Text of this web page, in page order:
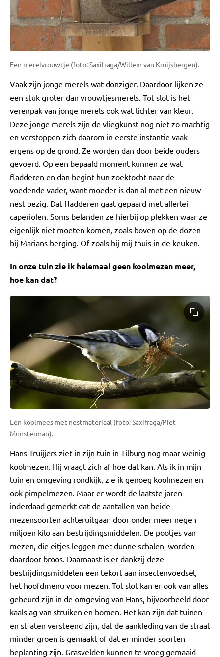
Een merelvrouwtje (foto: Saxifraga/Willem van Kruijsbergen).
Vaak zijn jonge merels wat donziger. Daardoor lijken ze
een stuk groter dan vrouwtjesmerels. Tot slot is het
verenpak van jonge merels ook wat lichter van kleur.
Deze jonge merels zijn de vliegkunst nog niet zo machtig
en verstoppen zich daarom in eerste instantie vaak
ergens op de grond. Ze worden dan door beide ouders
gevoerd. Op een bepaald moment kunnen ze wat
fladderen en dan begint hun zoektocht naar de
voedende vader, want moeder is dan al met een nieuw
nest bezig. Dat fladderen gaat gepaard met allerlei
caperiolen. Soms belanden ze hierbij op plekken waar ze
eigenlijk niet moeten komen, zoals boven op de dozen
bij Marians berging. Of zoals bij mij thuis in de keuken.
In onze tuin zie ik helemaal geen koolmezen meer,
hoe kan dat?
Een koolmees met nestmateriaal (foto: Saxifraga/Piet
Munsterman).
Hans Truijjers ziet in zijn tuin in Tilburg nog maar weinig
koolmezen. Hij vraagt zich af hoe dat kan. Als ik in mijn
tuin en omgeving rondkijk, zie ik genoeg koolmezen en
ook pimpelmezen. Maar er wordt de laatste jaren
inderdaad gemerkt dat de aantallen van beide
mezensoorten achteruitgaan door onder meer negen
miljoen kilo aan bestrijdingsmiddelen. De pootjes van
mezen, die eitjes leggen met dunne schalen, worden
daardoor broos. Daarnaast is er dankzij deze
bestrijdingsmiddelen een tekort aan insectenvoedsel,
het hoofdmenu voor mezen. Tot slot kan er ook van alles
gebeurd zijn in de omgeving van Hans, bijvoorbeeld door
kaalslag van struiken en bomen. Het kan zijn dat tuinen
en straten versteend zijn, dat de aankleding van de straat
minder groen is gemaakt of dat er minder soorten
beplanting zijn. Grasvelden kunnen te vroeg gemaaid